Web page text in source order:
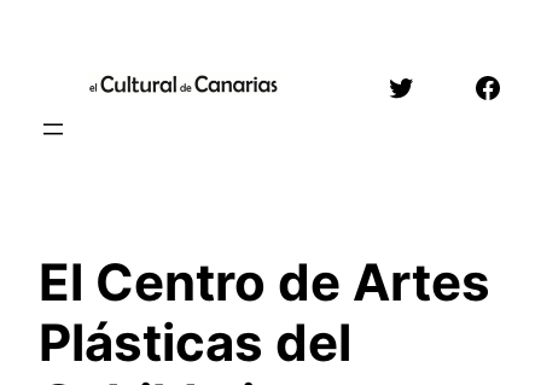
contenido
Twitter
El Centro de Artes
Plásticas del